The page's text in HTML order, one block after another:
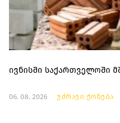
ივნისში საქართველოში
06. 08. 2026 უძრავი ქონება